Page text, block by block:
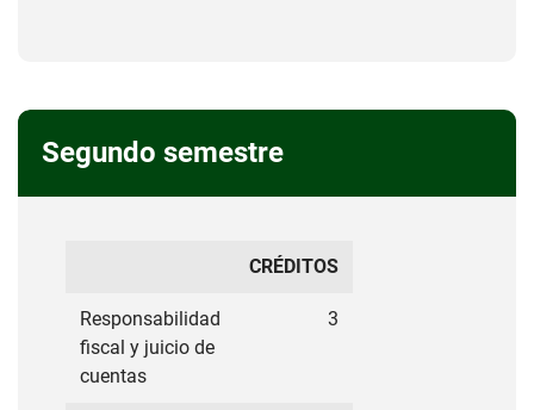
Segundo semestre
CRÉDITOS
Responsabilidad
fiscal y juicio de
cuentas
3